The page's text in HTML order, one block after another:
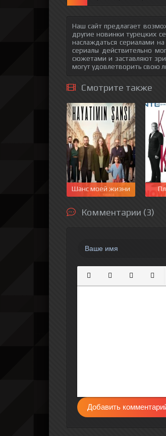
Наш сайт предлагает
другие новинки турецких
наслаждаться сериалами
сериалы действительно
сюжетами и заставляют
могут удовлетворить свою
Смотрите также
Шанс моей жизни
Комментарии (3)
Полужирный
Курсив
Добавить